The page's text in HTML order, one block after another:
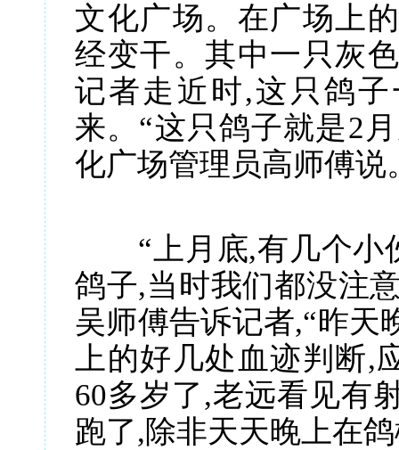
文化广场。在广场上
经变干。其中一只灰
记者走近时,这只鸽
来。“这只鸽子就是2
化广场管理员高师傅说
“上月底,有几个小
鸽子,当时我们都没注
吴师傅告诉记者,“昨天
上的好几处血迹判断,
60多岁了,老远看见有
跑了,除非天天晚上在